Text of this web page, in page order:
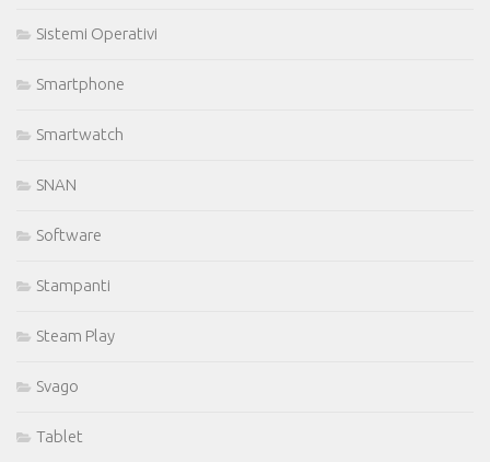
Sistemi Operativi
Smartphone
Smartwatch
SNAN
Software
Stampanti
Steam Play
Svago
Tablet